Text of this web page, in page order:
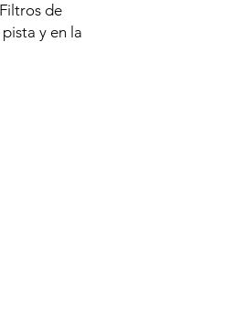
de
y en la